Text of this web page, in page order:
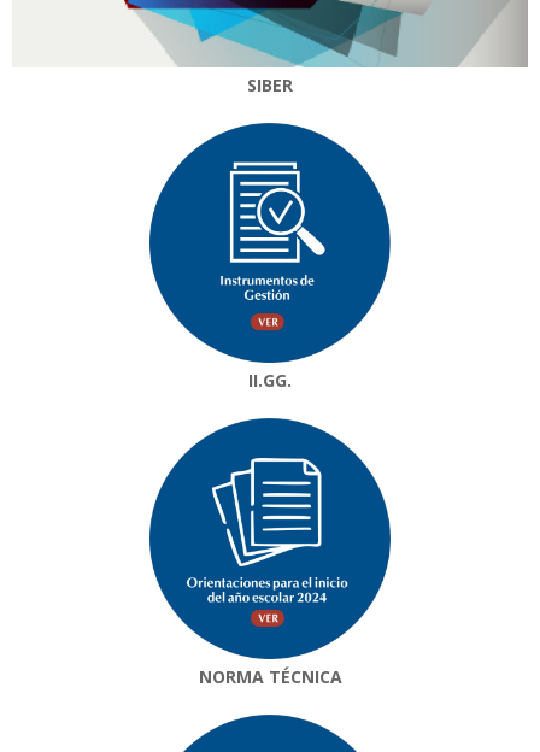
SIBER
II.GG.
NORMA TÉCNICA